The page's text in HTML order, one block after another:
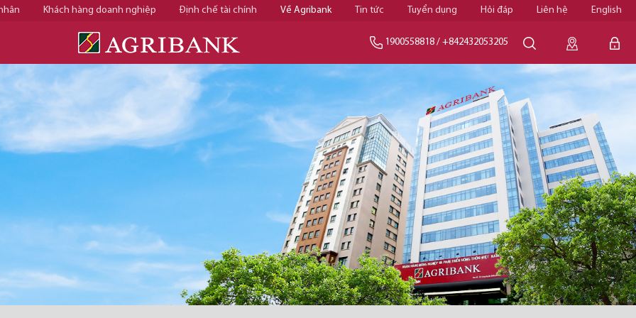
Khách hàng doanh nghiệp Định chế tài chính Về Agribank Tin tức Tuyển dụng Hỏi đáp Liên hệ English
1900558818 / +842432053205